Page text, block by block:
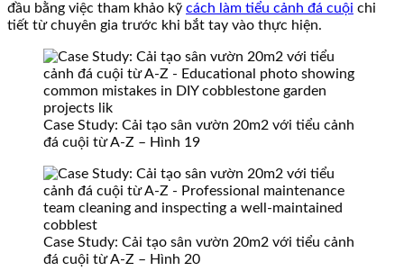
đầu bằng việc tham khảo kỹ cách làm tiểu cảnh đá cuội chi
tiết từ chuyên gia trước khi bắt tay vào thực hiện.
Case Study: Cải tạo sân vườn 20m2 với tiểu cảnh
đá cuội từ A-Z – Hình 19
Case Study: Cải tạo sân vườn 20m2 với tiểu cảnh
đá cuội từ A-Z – Hình 20